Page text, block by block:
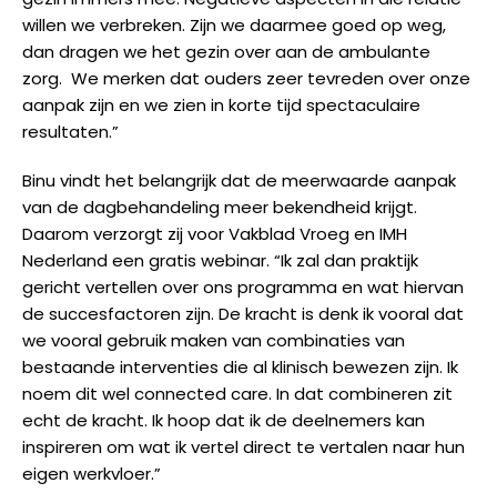
willen we verbreken. Zijn we daarmee goed op weg,
dan dragen we het gezin over aan de ambulante
zorg. We merken dat ouders zeer tevreden over onze
aanpak zijn en we zien in korte tijd spectaculaire
resultaten.”
Binu vindt het belangrijk dat de meerwaarde aanpak
van de dagbehandelingmeer bekendheid krijgt.
Daarom verzorgt zij voor Vakblad Vroeg en IMH
Nederland een gratis webinar. “Ik zal danpraktijk
gericht vertellen over ons programma en wat hiervan
de succesfactoren zijn. De kracht is denk ik vooral dat
we vooral gebruik maken van combinaties van
bestaande interventies die al klinisch bewezen zijn. Ik
noem dit welconnected care. In dat combineren zit
echt de kracht. Ik hoop dat ik de deelnemers kan
inspireren om wat ik vertel direct te vertalen naar hun
eigen werkvloer.”